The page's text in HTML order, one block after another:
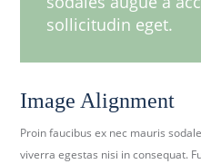
sollicitudin eget.
Image Alignment
Proin faucibus ex nec mauris
viverra egestas nisi in consequat.